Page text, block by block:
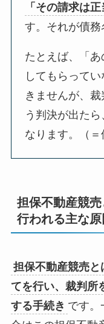
「その請求は
す。それが債務
たとえば、「
してもらって
きませんが、
う判決が出た
なります。（＝
担保不動産競
行われる主な原
担保不動産競売
てを行い、裁判所
する手続き です。